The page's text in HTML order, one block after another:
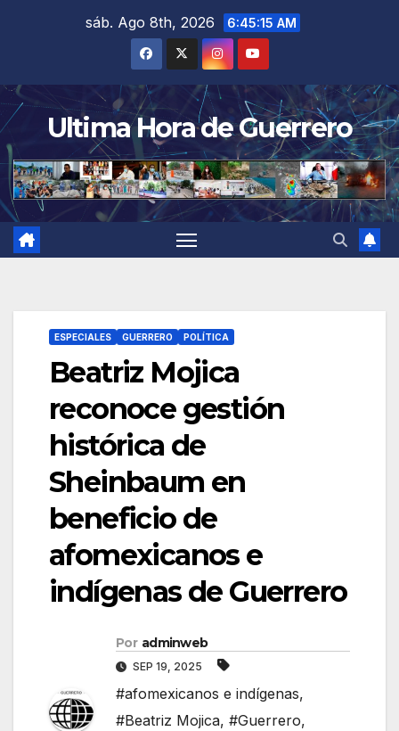
sáb. Ago 8th, 2026 6:45:16 AM
Ultima Hora de Guerrero
ESPECIALES GUERRERO POLÍTICA
Beatriz Mojica
reconoce gestión
histórica de
Sheinbaum en
beneficio de
afomexicanos e
indígenas de Guerrero
Por adminweb
SEP 19, 2025
#afomexicanos e indígenas,
#Beatriz Mojica, #Guerrero,